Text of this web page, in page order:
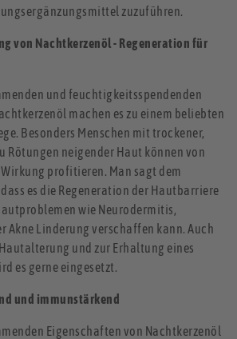
zuzuführen.
von Nachtkerzenöl- Regeneration für
und feuchtigkeitsspendenden
machen es zu einem beliebten
Besonders Menschen mit trockener,
Rötungen neigender Haut können von
profitieren. Man sagt dem
es die Regeneration der Hautbarriere
wie Neurodermitis,
Akne Linderung verschaffen kann. Auch
und zur Erhaltung eines
es gerne eingesetzt.
und immunstärkend
Eigenschaften von Nachtkerzenöl